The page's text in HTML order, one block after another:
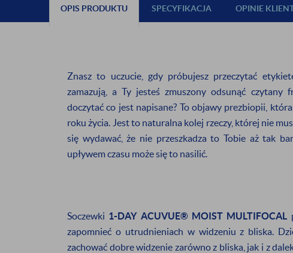
OPIS PRODUKTU SPECYFIKACJA OPINIE
Znasz to uczucie, gdy próbujesz przeczytać
zamazują, a Ty jesteś zmuszony odsunąć czytany
doczytać co jest napisane? To objawy prezbiopii,
roku życia. Jest to naturalna kolej rzeczy, której nie
się wydawać, że nie przeszkadza to Tobie aż tak
upływem czasu może się to nasilić.
Soczewki 1-DAY ACUVUE® MOIST MULTIFOCAL
zapomnieć o utrudnieniach w widzeniu z bliska.
zachować dobre widzenie zarówno z bliska, jak i z
ZAPISZ SIĘ
Będziesz